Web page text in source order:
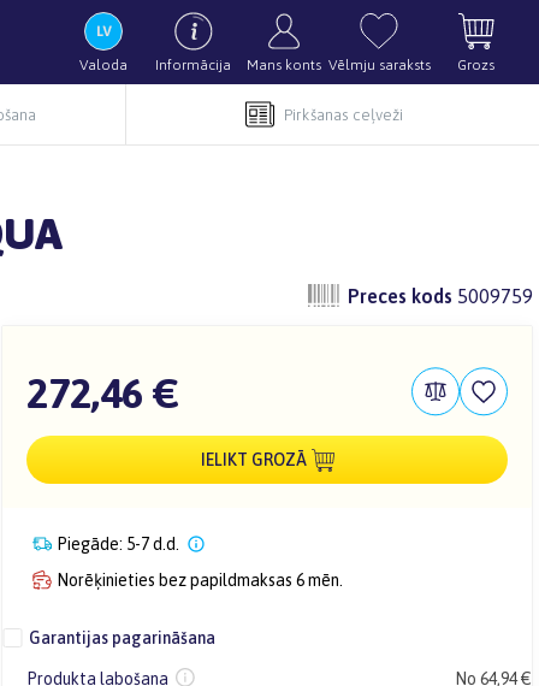
Valoda Informācija Mans konts Vēlmju saraksts Grozs
Pirkšanas ceļveži
Preces kods 5009759
272,46 €
IELIKT GROZĀ
Piegāde: 5-7 d.d.
Norēķinieties bez papildmaksas 6 mēn.
Garantijas pagarināšana
Produkta labošana No 64,94 €